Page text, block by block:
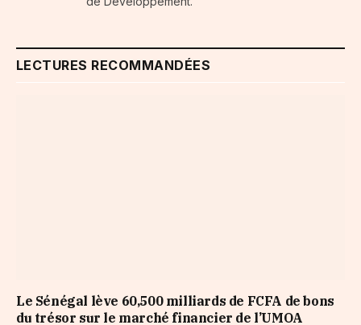
LECTURES RECOMMANDÉES
Le Sénégal lève 60,500 milliards de FCFA de bons
du trésor sur le marché financier de l’UMOA